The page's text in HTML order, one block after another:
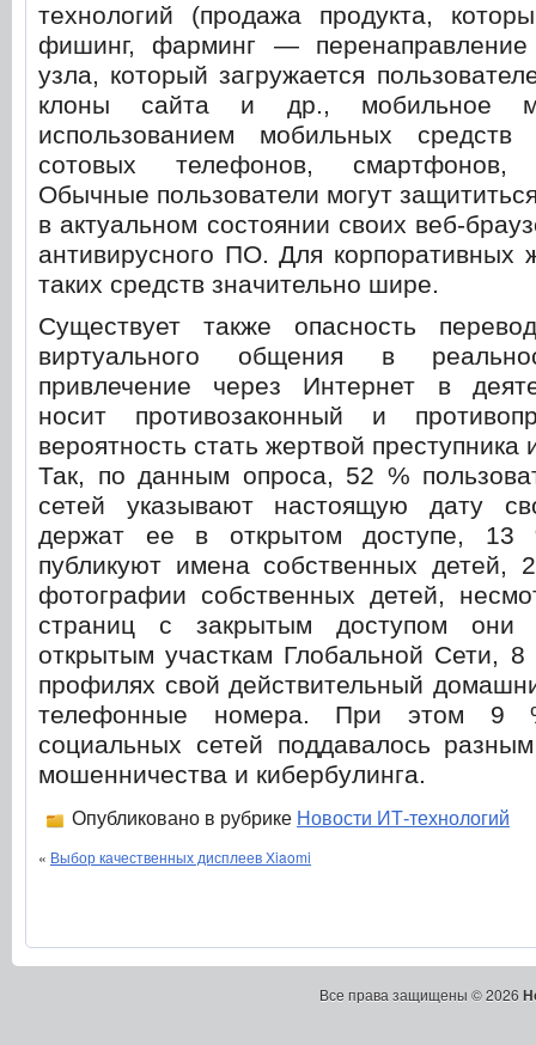
технологий (продажа продукта,
фишинг, фарминг —
узла, который загружается
клоны сайта и др., мобильное
использованием мобильных
сотовых телефонов, смартфонов,
Обычные пользователи могут
в актуальном состоянии своих веб-
антивирусного ПО. Для корпоративных
таких средств значительно шире.
Существует также опасность
виртуального общения в
привлечение через Интернет в
носит противозаконный и
вероятность стать жертвой преступника
Так, по данным опроса, 52 %
сетей указывают настоящую дату
держат ее в открытом доступе, 13
публикуют имена собственных детей,
фотографии собственных детей,
страниц с закрытым доступом они
открытым участкам Глобальной Сети,
профилях свой действительный
телефонные номера. При этом 9
социальных сетей поддавалось
мошенничества и кибербулинга.
Опубликовано в рубрике Новости ИТ-технологий
« Выбор качественных дисплеев Хiaomi
Все права защищены © 2026